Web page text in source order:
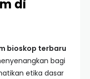
di
bioskop terbaru
bagi
etika dasar